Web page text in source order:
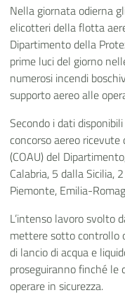
Nella giornata odierna
elicotteri della flotta
Dipartimento della
prime luci del giorno
numerosi incendi
supporto aereo alle
Secondo i dati
concorso aereo
(COAU) del
Calabria, 5 dalla Sicilia,
Piemonte, Emilia-
L’intenso lavoro svolto
mettere sotto controllo
di lancio di acqua e
proseguiranno finché le
operare in sicurezza.